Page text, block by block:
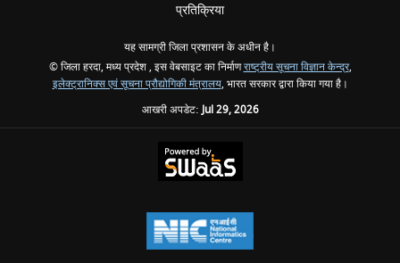
प्रतिक्रिया
यह सामग्री जिला प्रशासन के अधीन है।
© जिला हरदा, मध्य प्रदेश , इस वेबसाइट का निर्माणराष्ट्रीय सूचना विज्ञान केन्द्र,
इलेक्ट्रानिक्स एवं सूचना प्रौद्योगिकी मंत्रालय, भारत सरकार द्वारा किया गया है।
आखरी अपडेट:Jul 29, 2026